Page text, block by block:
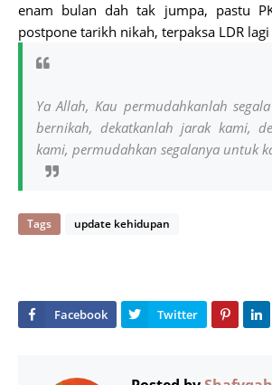
enam bulan dah tak jumpa, pastu
postpone tarikh nikah, terpaksa LDR
Ya Allah, Kau permudahkanlah
bernikah, dekatkanlah jarak kami,
kami, permudahkan segalanya untuk
Tags update kehidupan